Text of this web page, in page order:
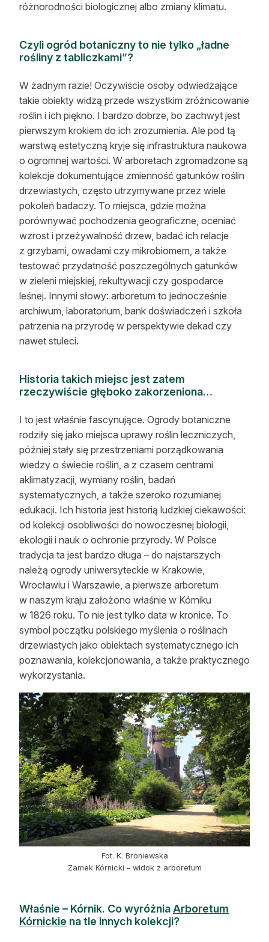
różnorodności biologicznej albo zmiany klimatu.
Czyli ogród botaniczny to nie tylko „ładne
rośliny z tabliczkami”?
W żadnym razie! Oczywiście osoby odwiedzające
takie obiekty widzą przede wszystkim zróżnicowanie
roślin i ich piękno. I bardzo dobrze, bo zachwyt jest
pierwszym krokiem do ich zrozumienia. Ale pod tą
warstwą estetyczną kryje się infrastruktura naukowa
o ogromnej wartości. W arboretach zgromadzone są
kolekcje dokumentujące zmienność gatunków roślin
drzewiastych, często utrzymywane przez wiele
pokoleń badaczy. To miejsca, gdzie można
porównywać pochodzenia geograficzne, oceniać
wzrost i przeżywalność drzew, badać ich relacje
z grzybami, owadami czy mikrobiomem, a także
testować przydatność poszczególnych gatunków
w zieleni miejskiej, rekultywacji czy gospodarce
leśnej. Innymi słowy: arboretum to jednocześnie
archiwum, laboratorium, bank doświadczeń i szkoła
patrzenia na przyrodę w perspektywie dekad czy
nawet stuleci.
Historia takich miejsc jest zatem
rzeczywiście głęboko zakorzeniona…
I to jest właśnie fascynujące. Ogrody botaniczne
rodziły się jako miejsca uprawy roślin leczniczych,
później stały się przestrzeniami porządkowania
wiedzy o świecie roślin, a z czasem centrami
aklimatyzacji, wymiany roślin, badań
systematycznych, a także szeroko rozumianej
edukacji. Ich historia jest historią ludzkiej ciekawości:
od kolekcji osobliwości do nowoczesnej biologii,
ekologii i nauk o ochronie przyrody. W Polsce
tradycja ta jest bardzo długa – do najstarszych
należą ogrody uniwersyteckie w Krakowie,
Wrocławiu i Warszawie, a pierwsze arboretum
w naszym kraju założono właśnie w Kórniku
w 1826 roku. To nie jest tylko data w kronice. To
symbol początku polskiego myślenia o roślinach
drzewiastych jako obiektach systematycznego ich
poznawania, kolekcjonowania, a także praktycznego
wykorzystania.
Fot. K. Broniewska
Zamek Kórnicki – widok z arboretum
Właśnie – Kórnik. Co wyróżniaArboretum
Kórnickie na tle innych kolekcji?